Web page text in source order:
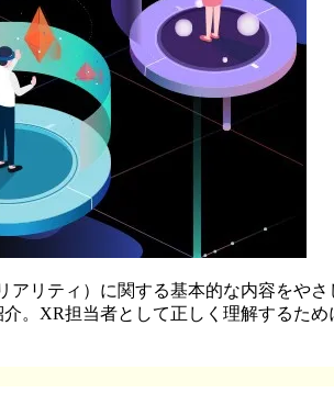
アリティ）に関する基本的な内容をや
。XR担当者として正しく理解するた